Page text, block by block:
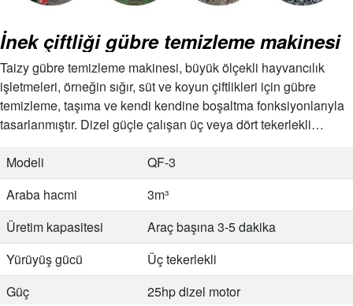
İnek çiftliği gübre temizleme makinesi
Taizy gübre temizleme makinesi, büyük ölçekli hayvancılık
işletmeleri, örneğin sığır, süt ve koyun çiftlikleri için gübre
temizleme, taşıma ve kendi kendine boşaltma fonksiyonlarıyla
tasarlanmıştır. Dizel güçle çalışan üç veya dört tekerlekli
Modeli
QF-3
Araba hacmi
3m³
Üretim kapasitesi
Araç başına 3-5 dakika
Yürüyüş gücü
Üç tekerlekli
Güç
25hp dizel motor